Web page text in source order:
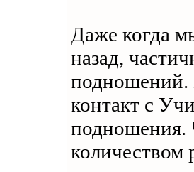
Даже когда
назад,
подношений.
контакт с
подношения.
количеством